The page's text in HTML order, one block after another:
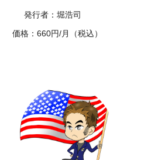
発行者：堀浩司
価格：660円/月（税込）